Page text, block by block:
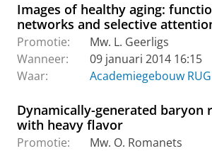
Images of healthy aging:
networks and selective
Promotie:
Mw. L. Geerligs
Wanneer:
09 januari 2014 16:15
Waar:
Academiegebouw RUG
Dynamically-generated baryon
with heavy flavor
Promotie:
Mw. O. Romanets